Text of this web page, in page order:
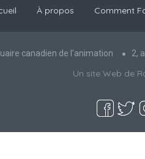
À propos Comment
canadien de l’animation 2,
Un site Web de